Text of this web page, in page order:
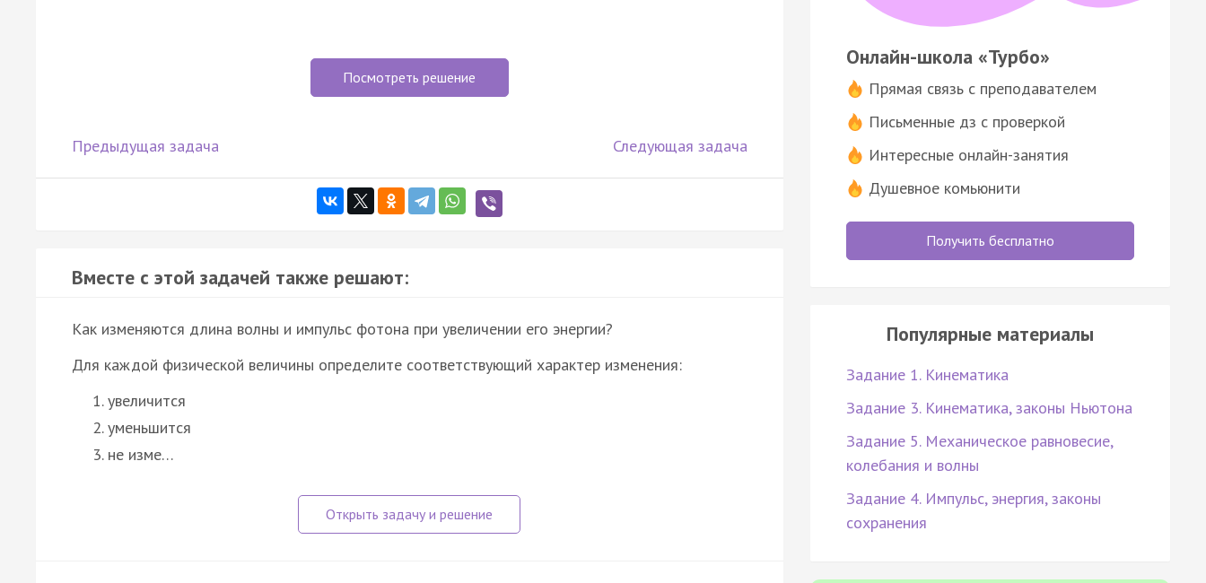
Посмотреть решение
Предыдущая задача Следующая задача
Вместе с этой задачей также решают:
Как изменяются длина волны и импульс фотона при увеличении его энергии?
Для каждой физической величины определите соответствующий характер изменения:
увеличится
уменьшится
не изме…
Онлайн-школа «Турбо»
Прямая связь с преподавателем
Письменные дз с проверкой
Интересные онлайн-занятия
Душевное комьюнити
Получить бесплатно
Популярные материалы
Задание 1. Кинематика
Задание 3. Кинематика, законы Ньютона
Задание 5. Механическое равновесие,
колебания и волны
Задание 4. Импульс, энергия, законы
сохранения